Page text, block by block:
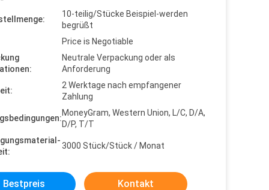
10-teilig/Stücke Beispiel-werden
begrüßt
Price is Negotiable
Neutrale Verpackung oder als
Anforderung
2 Werktage nach empfangener
Zahlung
MoneyGram, Western Union, L/C, D/A,
D/P, T/T
3000 Stück/Stück / Monat
Bestpreis Kontakt